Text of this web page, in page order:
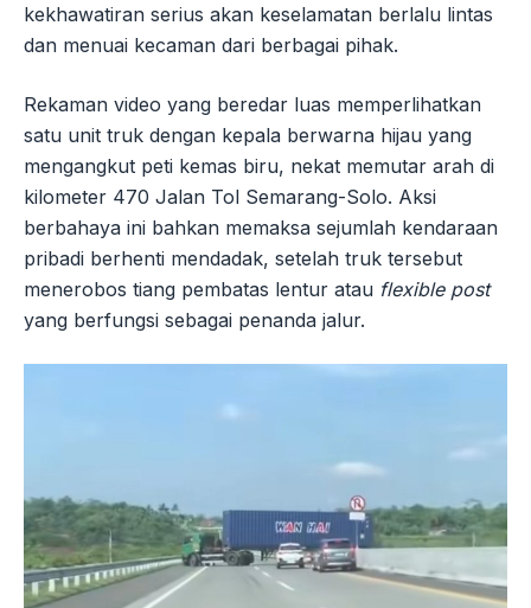
kekhawatiran serius akan keselamatan berlalu lintas
dan menuai kecaman dari berbagai pihak.
Rekaman video yang beredar luas memperlihatkan
satu unit truk dengan kepala berwarna hijau yang
mengangkut peti kemas biru, nekat memutar arah di
kilometer 470 Jalan Tol Semarang-Solo. Aksi
berbahaya ini bahkan memaksa sejumlah kendaraan
pribadi berhenti mendadak, setelah truk tersebut
menerobos tiang pembatas lentur atau flexible post
yang berfungsi sebagai penanda jalur.